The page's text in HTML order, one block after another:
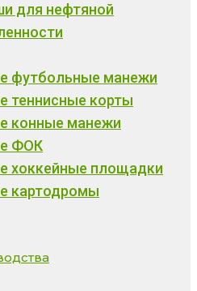
для нефтяной
футбольные манежи
теннисные корты
конные манежи
ФОК
хоккейные площадки
картодромы